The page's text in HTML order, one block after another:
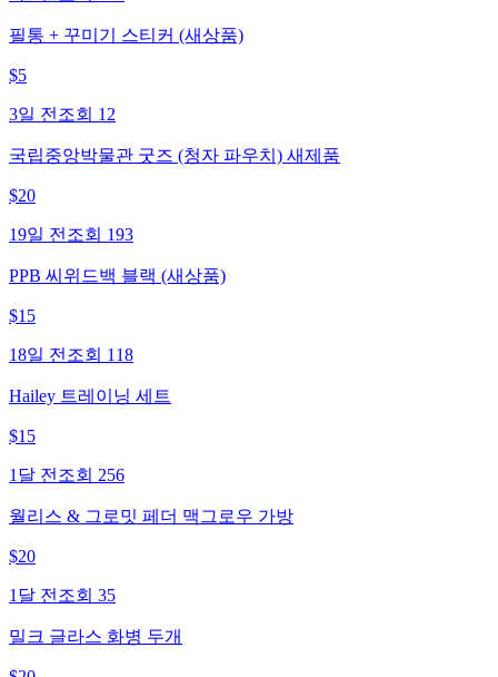
필통 + 꾸미기 스티커 (새상품)
$5
3일 전 조회 12
국립중앙박물관 굿즈 (청자 파우치) 새제품
$20
19일 전 조회 193
PPB 씨위드백 블랙 (새상품)
$15
18일 전 조회 118
Hailey 트레이닝 세트
$15
1달 전 조회 256
월리스 & 그로밋 페더 맥그로우 가방
$20
1달 전 조회 35
밀크 글라스 화병 두개